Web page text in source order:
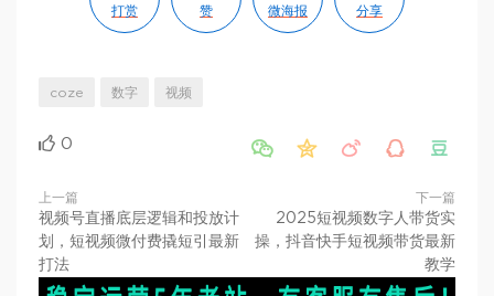
打赏 赞 微海报 分享
coze 数字 视频
0     
上一篇
视频号直播底层逻辑和投放计
划，短视频微付费撬短引最新
打法
下一篇
2025短视频数字人带货实
操，抖音快手短视频带货最新
教学